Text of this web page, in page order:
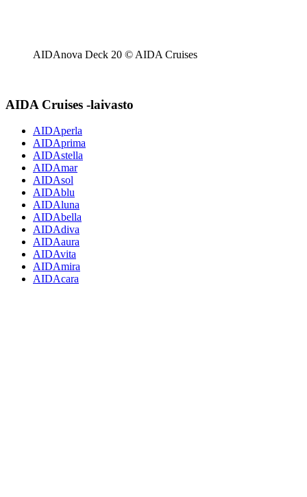
AIDAnova Deck 20 © AIDA Cruises
AIDA Cruises -laivasto
AIDAperla
AIDAprima
AIDAstella
AIDAmar
AIDAsol
AIDAblu
AIDAluna
AIDAbella
AIDAdiva
AIDAaura
AIDAvita
AIDAmira
AIDAcara